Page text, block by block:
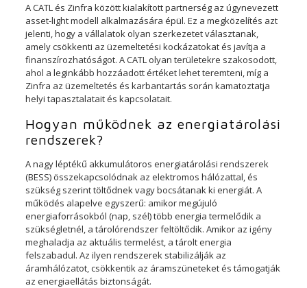
A CATL és Zinfra között kialakított partnerség az úgynevezett
asset-light modell alkalmazására épül. Ez a megközelítés azt
jelenti, hogy a vállalatok olyan szerkezetet választanak,
amely csökkenti az üzemeltetési kockázatokat és javítja a
finanszírozhatóságot. A CATL olyan területekre szakosodott,
ahol a leginkább hozzáadott értéket lehet teremteni, míg a
Zinfra az üzemeltetés és karbantartás során kamatoztatja
helyi tapasztalatait és kapcsolatait.
Hogyan működnek az energiatárolási
rendszerek?
A nagy léptékű akkumulátoros energiatárolási rendszerek
(BESS) összekapcsolódnak az elektromos hálózattal, és
szükség szerint töltődnek vagy bocsátanak ki energiát. A
működés alapelve egyszerű: amikor megújuló
energiaforrásokból (nap, szél) több energia termelődik a
szükségletnél, a tárolórendszer feltöltődik. Amikor az igény
meghaladja az aktuális termelést, a tárolt energia
felszabadul. Az ilyen rendszerek stabilizálják az
áramhálózatot, csökkentik az áramszüneteket és támogatják
az energiaellátás biztonságát.